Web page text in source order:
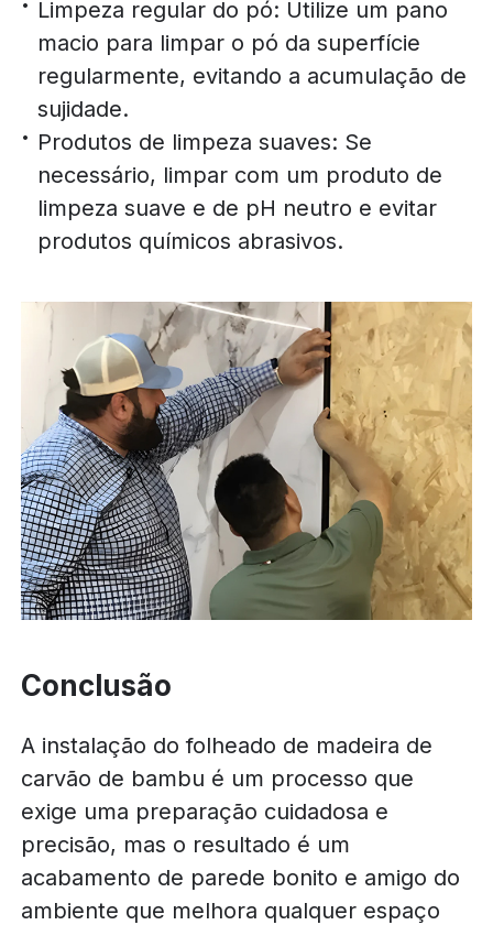
Limpeza regular do pó: Utilize um pano
macio para limpar o pó da superfície
regularmente, evitando a acumulação de
sujidade.
Produtos de limpeza suaves: Se
necessário, limpar com um produto de
limpeza suave e de pH neutro e evitar
produtos químicos abrasivos.
Conclusão
A instalação do folheado de madeira de
carvão de bambu é um processo que
exige uma preparação cuidadosa e
precisão, mas o resultado é um
acabamento de parede bonito e amigo do
ambiente que melhora qualquer espaço